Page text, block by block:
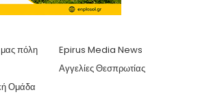
μας πόλη
Epirus Media News
Αγγελίες Θεσπρωτίας
Ομάδα